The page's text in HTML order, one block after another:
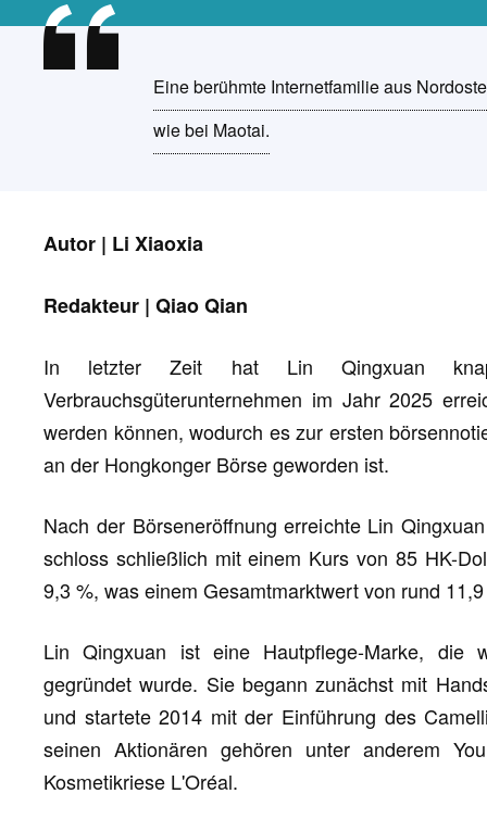
Eine berühmte Internetfamilie aus
wie bei Maotai.
Autor | Li Xiaoxia
Redakteur | Qiao Qian
In letzter Zeit hat Lin Qingxuan
Verbrauchsgüterunternehmen im Jahr 2025
werden können, wodurch es zur ersten
an der Hongkonger Börse geworden ist.
Nach der Börseneröffnung erreichte Lin
schloss schließlich mit einem Kurs von 85 HK-
9,3 %, was einem Gesamtmarktwert von rund
Lin Qingxuan ist eine Hautpflege-Marke, die
gegründet wurde. Sie begann zunächst mit
und startete 2014 mit der Einführung des
seinen Aktionären gehören unter anderem
Kosmetikriese L'Oréal.